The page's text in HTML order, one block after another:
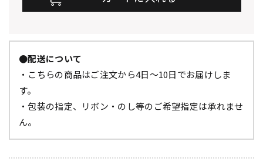
●配送について
・こちらの商品はご注文から4日～10日でお届けしま
す。
・包装の指定、リボン・のし等のご希望指定は承れませ
ん。